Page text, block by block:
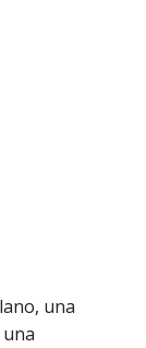
una